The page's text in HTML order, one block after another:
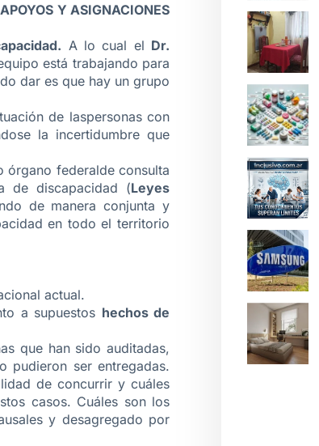
Y ASIGNACIONES
A lo cual el Dr.
está trabajando para
dar es que hay un grupo
de laspersonas con
la incertidumbre que
órgano federalde consulta
de discapacidad (Leyes
de manera conjunta y
en todo el territorio
actual.
a supuestos hechos de
que han sido auditadas,
pudieron ser entregadas.
de concurrir y cuáles
casos. Cuáles son los
y desagregado por